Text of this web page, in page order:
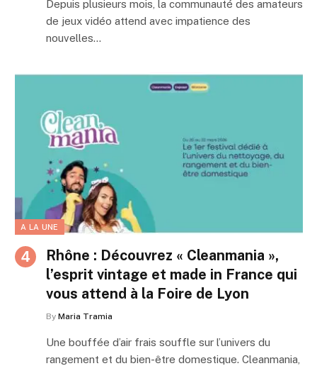
Depuis plusieurs mois, la communauté des amateurs
de jeux vidéo attend avec impatience des
nouvelles…
A LA UNE
Rhône : Découvrez « Cleanmania »,
l’esprit vintage et made in France qui
vous attend à la Foire de Lyon
By Maria Tramia
Une bouffée d’air frais souffle sur l’univers du
rangement et du bien-être domestique. Cleanmania,